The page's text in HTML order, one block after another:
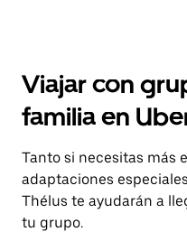
Viajar con
familia en
Tanto si necesitas más
adaptaciones
Thélus te ayudarán a
tu grupo.